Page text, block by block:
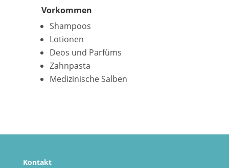
Vorkommen
Shampoos
Lotionen
Deos und Parfüms
Zahnpasta
Medizinische Salben
Kontakt